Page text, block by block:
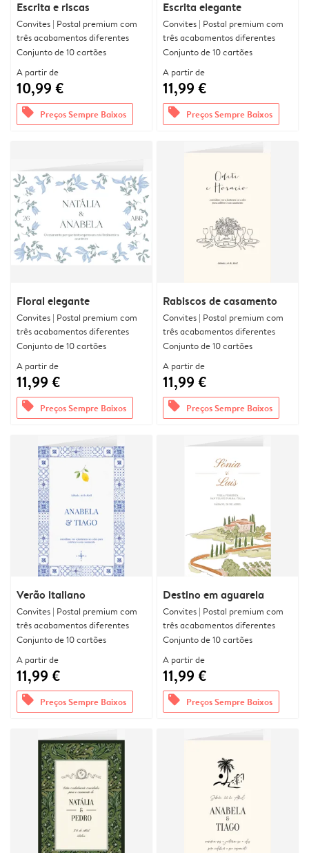
Escrita e riscas
Convites | Postal premium com
três acabamentos diferentes
Conjunto de 10 cartões
A partir de
10,99 €
offers Preços Sempre Baixos
Escrita elegante
Convites | Postal premium com
três acabamentos diferentes
Conjunto de 10 cartões
A partir de
11,99 €
offers Preços Sempre Baixos
Floral elegante
Convites | Postal premium com
três acabamentos diferentes
Conjunto de 10 cartões
A partir de
11,99 €
offers Preços Sempre Baixos
Rabiscos de casamento
Convites | Postal premium com
três acabamentos diferentes
Conjunto de 10 cartões
A partir de
11,99 €
offers Preços Sempre Baixos
Verão italiano
Convites | Postal premium com
três acabamentos diferentes
Conjunto de 10 cartões
A partir de
11,99 €
offers Preços Sempre Baixos
Destino em aguarela
Convites | Postal premium com
três acabamentos diferentes
Conjunto de 10 cartões
A partir de
11,99 €
offers Preços Sempre Baixos